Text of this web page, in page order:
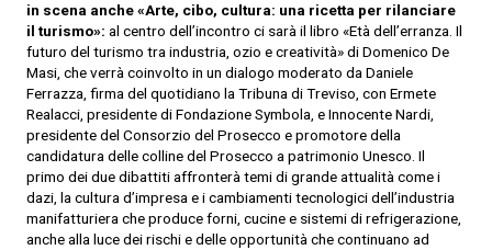
in scena anche «Arte, cibo, cultura: una ricetta per rilanciare
il turismo»: al centro dell’incontro ci sarà il libro «Età dell’erranza. Il
futuro del turismo tra industria, ozio e creatività» di Domenico De
Masi, che verrà coinvolto in un dialogo moderato da Daniele
Ferrazza, firma del quotidiano la Tribuna di Treviso, con Ermete
Realacci, presidente di Fondazione Symbola, e Innocente Nardi,
presidente del Consorzio del Prosecco e promotore della
candidatura delle colline del Prosecco a patrimonio Unesco. Il
primo dei due dibattiti affronterà temi di grande attualità come i
dazi, la cultura d’impresa e i cambiamenti tecnologici dell’industria
manifatturiera che produce forni, cucine e sistemi di refrigerazione,
anche alla luce dei rischi e delle opportunità che continuano ad